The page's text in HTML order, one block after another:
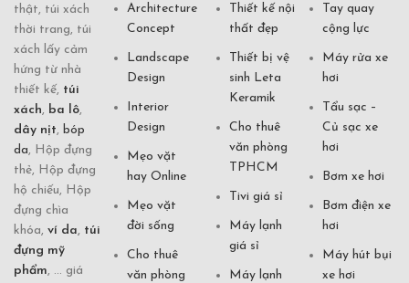
thật, túi xách
thời trang, túi
xách lấy cảm
hứng từ nhà
thiết kế, túi
xách, ba lô,
dây nịt, bóp
da, Hộp đựng
thẻ, Hộp đựng
hộ chiếu, Hộp
đựng chìa
khóa, ví da, túi
đựng mỹ
phẩm, ... giá
Architecture
Concept
Landscape
Design
Interior
Design
Mẹo vặt
hay Online
Mẹo vặt
đời sống
Cho thuê
văn phòng
Thiết kế nội
thất đẹp
Thiết bị vệ
sinh Leta
Keramik
Cho thuê
văn phòng
TPHCM
Tivi giá sỉ
Máy lạnh
giá sỉ
Máy lạnh
Tay quay
cộng lực
Máy rửa xe
hơi
Tẩu sạc –
Củ sạc xe
hơi
Bơm xe hơi
Bơm điện xe
hơi
Máy hút bụi
xe hơi